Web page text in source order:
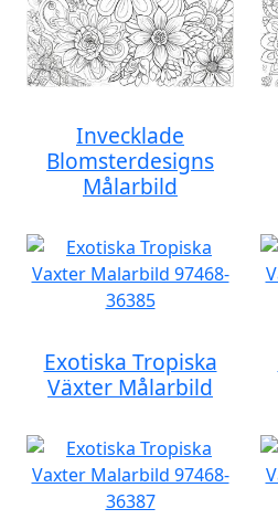
Invecklade
Blomsterdesigns
Målarbild
Exotiska Tropiska
Växter Målarbild